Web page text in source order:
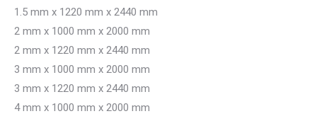
1.5 mm x 1220 mm x 2440 mm
2 mm x 1000 mm x 2000 mm
2 mm x 1220 mm x 2440 mm
3 mm x 1000 mm x 2000 mm
3 mm x 1220 mm x 2440 mm
4 mm x 1000 mm x 2000 mm